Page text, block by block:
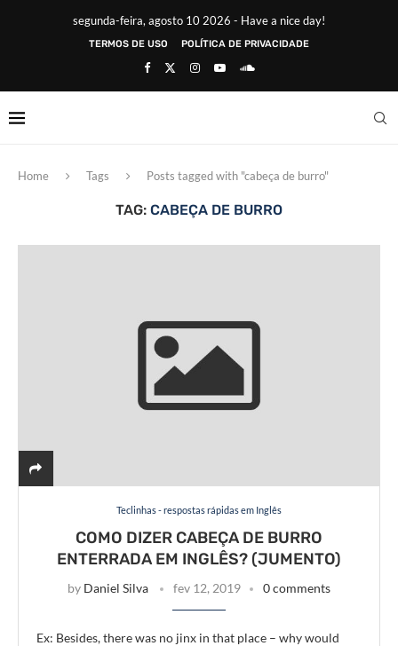
segunda-feira, agosto 10 2026 - Have a nice day!
TERMOS DE USO POLÍTICA DE PRIVACIDADE
Home Tags Posts tagged with "cabeça de burro"
TAG: CABEÇA DE BURRO
Teclinhas - respostas rápidas em Inglês
COMO DIZER CABEÇA DE BURRO
ENTERRADA EM INGLÊS? (JUMENTO)
by Daniel Silva fev 12, 2019 0 comments
Ex: Besides, there was no jinx in that place – why would